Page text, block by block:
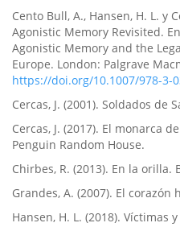
Cento Bull, A., Hansen, H. L. y
Agonistic Memory Revisited.
Agonistic Memory and the
Europe. London: Palgrave
https://doi.org/10.1007/978-3-
Cercas, J. (2001). Soldados de
Cercas, J. (2017). El monarca
Penguin Random House.
Chirbes, R. (2013). En la orilla.
Grandes, A. (2007). El
Hansen, H. L. (2018). Víctimas